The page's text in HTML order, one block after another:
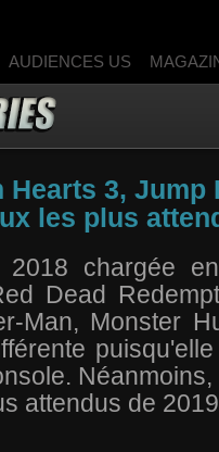
AUDIENCES US
Hearts 3, Jump
les plus
2018 chargée
Dead
Man, Monster
attendus de